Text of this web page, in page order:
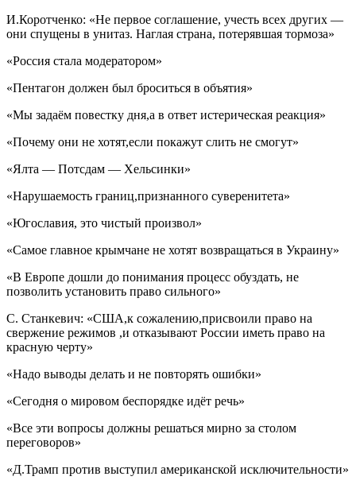
И.Коротченко: «Не первое соглашение, учесть всех других —
они спущены в унитаз. Наглая страна, потерявшая тормоза»
«Россия стала модератором»
«Пентагон должен был броситься в объятия»
«Мы задаём повестку дня,а в ответ истерическая реакция»
«Почему они не хотят,если покажут слить не смогут»
«Ялта — Потсдам — Хельсинки»
«Нарушаемость границ,признанного суверенитета»
«Югославия, это чистый произвол»
«Самое главное крымчане не хотят возвращаться в Украину»
«В Европе дошли до понимания процесс обуздать, не
позволить установить право сильного»
С. Станкевич: «США,к сожалению,присвоили право на
свержение режимов ,и отказывают России иметь право на
красную черту»
«Надо выводы делать и не повторять ошибки»
«Сегодня о мировом беспорядке идёт речь»
«Все эти вопросы должны решаться мирно за столом
переговоров»
«Д.Трамп против выступил американской исключительности»